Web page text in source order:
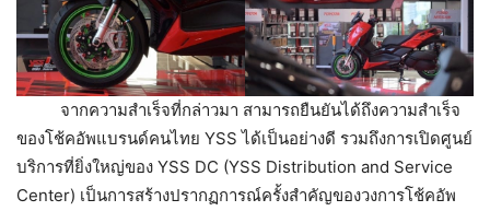
จากความสำเร็จที่กล่าวมา สามารถยืนยันได้ถึงความสำเร็จ
ของโช้คอัพแบรนด์คนไทย YSS ได้เป็นอย่างดี รวมถึงการเปิดศูนย์
บริการที่ยิ่งใหญ่ของ YSS DC (YSS Distribution and Service
Center) เป็นการสร้างปรากฏการณ์ครั้งสำคัญของวงการโช้คอัพ